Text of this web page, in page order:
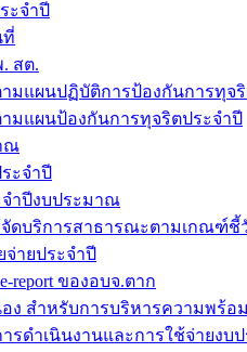
ะจำปี
ที่
. สต.
มแผนปฏิบัติการป้องกันการทุจ
มแผนป้องกันการทุจริตประจำปี
ณ
ะจำปี
จำปีงบประมาณ
จัดบริการสาธารณะตามเกณฑ์
ายประจำปี
report ของอบจ.ตาก
ง สำหรับการบริหารความพร้อ
รดำเนินงานและการใช้จ่ายงบ